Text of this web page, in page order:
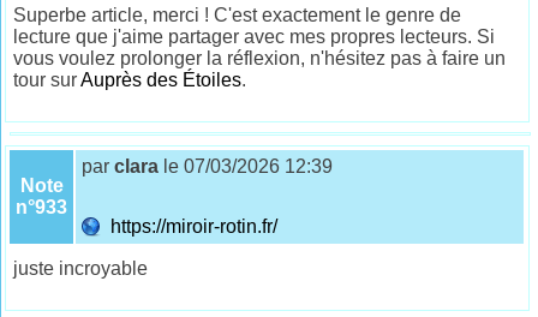
Superbe article, merci ! C'est exactement le genre de
lecture que j'aime partager avec mes propres lecteurs. Si
vous voulez prolonger la réflexion, n'hésitez pas à faire un
tour surAuprès des Étoiles.
Note
n°933
parclara le 07/03/2026 12:39
https://miroir-rotin.fr/
juste incroyable